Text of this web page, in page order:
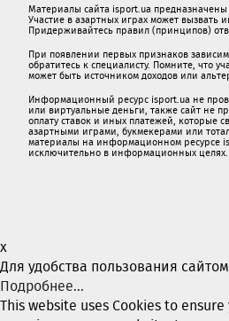
Материалы сайта isport.ua предназначены
Участие в азартных играх может вызвать
Придерживайтесь правил (принципов)
При появлении первых признаков
обратитесь к специалисту. Помните, что
может быть источником доходов или
Информационный ресурс isport.ua не
или виртуальные деньги, также сайт не
oплaту ставок и иных платежей, которые
азартными игрaми, букмекерами или
материалы на информационном ресурсе
исключительно в информационных целях.
x
Для удобства пользования
Подробнее...
This website uses Cookies to